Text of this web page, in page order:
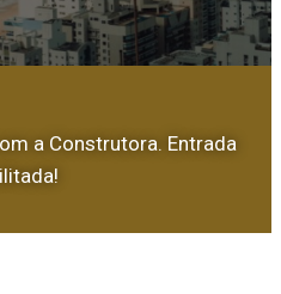
a Construtora. Entrada